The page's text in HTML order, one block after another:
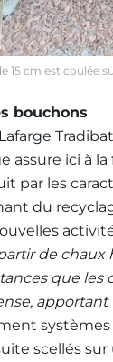
15 cm est
bouchons
ici à la
par les
du
de chaux
que
scellés sur